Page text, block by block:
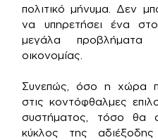
πολιτικό μήνυμα. Δεν
να υπηρετήσει ένα
μεγάλα
οικονομίας.
Συνεπώς, όσο η χώρα
στις κοντόφθαλμες
συστήματος, τόσο θα
κύκλος της αδιέξοδης